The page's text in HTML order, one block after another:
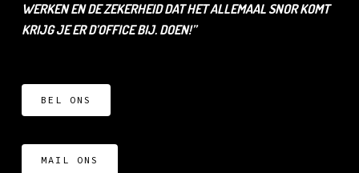
WERKEN EN DE ZEKERHEID DAT HET ALLEMAAL SNOR KOMT
KRIJG JE ER D’OFFICE BIJ. DOEN!”
BEL ONS
MAIL ONS